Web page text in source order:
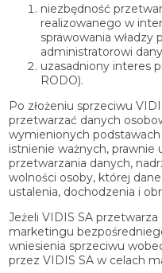
niezbędność
realizowanego w
sprawowania władzy
administratorowi
uzasadniony interes
RODO).
Po złożeniu sprzeciwu
przetwarzać danych
wymienionych
istnienie ważnych, prawnie
przetwarzania danych,
wolności osoby, której
ustalenia, dochodzenia i
Jeżeli VIDIS SA
marketingu
wniesienia sprzeciwu
przez VIDIS SA w celach